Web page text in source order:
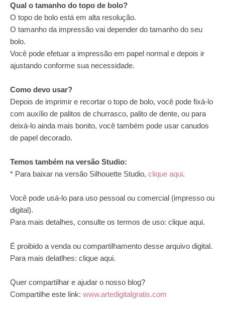
Qual o tamanho do topo de bolo?
O topo de bolo está em alta resolução.
O tamanho da impressão vai depender do tamanho do seu
bolo.
Você pode efetuar a impressão em papel normal e depois ir
ajustando conforme sua necessidade.
Como devo usar?
Depois de imprimir e recortar o topo de bolo, você pode fixá-lo
com auxílio de palitos de churrasco, palito de dente, ou para
deixá-lo ainda mais bonito, você também pode usar canudos
de papel decorado.
Temos também na versão Studio:
* Para baixar na versão Silhouette Studio, clique aqui.
Você pode usá-lo para uso pessoal ou comercial (impresso ou
digital).
Para mais detalhes, consulte os termos de uso: clique aqui.
É proibido a venda ou compartilhamento desse arquivo digital.
Para mais delatlhes: clique aqui.
Quer compartilhar e ajudar o nosso blog?
Compartilhe este link: www.artedigitalgratis.com